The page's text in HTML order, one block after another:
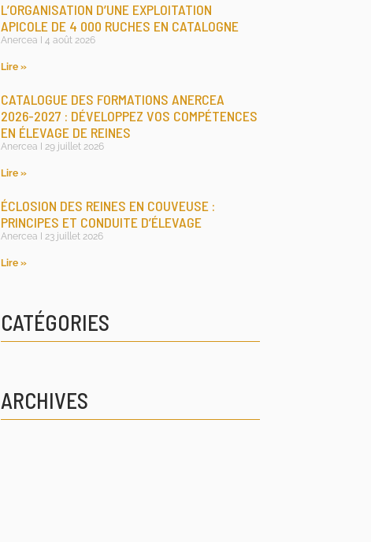
L’ORGANISATION D’UNE EXPLOITATION
APICOLE DE 4 000 RUCHES EN CATALOGNE
Anercea 4 août 2026
Lire »
CATALOGUE DES FORMATIONS ANERCEA
2026-2027 : DÉVELOPPEZ VOS COMPÉTENCES
EN ÉLEVAGE DE REINES
Anercea 29 juillet 2026
Lire »
ÉCLOSION DES REINES EN COUVEUSE :
PRINCIPES ET CONDUITE D’ÉLEVAGE
Anercea 23 juillet 2026
Lire »
CATÉGORIES
ARCHIVES